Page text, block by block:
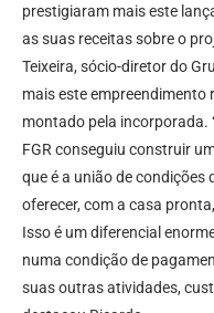
prestigiaram mais este
as suas receitas sobre o
Teixeira, sócio-diretor do
mais este empreendimento
montado pela incorporada.
FGR conseguiu construir
que é a união de condições
oferecer, com a casa
Isso é um diferencial
numa condição de
suas outras atividades,